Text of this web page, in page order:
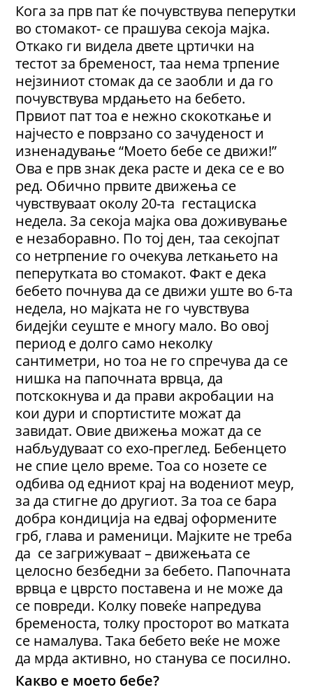
Кога за прв пат ќе почувствува пеперутки
во стомакот- се прашува секоја мајка.
Откако ги видела двете цртички на
тестот за бременост, таа нема трпение
нејзиниот стомак да се заобли и да го
почувствува мрдањето на бебето.
Првиот пат тоа е нежно скокоткање и
најчесто е поврзано со зачуденост и
изненадување “Моето бебе се движи!”
Ова е прв знак дека расте и дека се е во
ред. Обично првите движења се
чувствуваат околу 20-та гестациска
недела. За секоја мајка ова доживување
е незаборавно. По тој ден, таа секојпат
со нетрпение го очекува леткањето на
пеперутката во стомакот. Факт е дека
бебето почнува да се движи уште во 6-та
недела, но мајката не го чувствува
бидејќи сеуште е многу мало. Во овој
период е долго само неколку
сантиметри, но тоа не го спречува да се
нишка на папочната врвца, да
потскокнува и да прави акробации на
кои дури и спортистите можат да
завидат. Овие движења можат да се
набљудуваат со ехо-преглед. Бебенцето
не спие цело време. Тоа со нозете се
одбива од едниот крај на водениот меур,
за да стигне до другиот. За тоа се бара
добра кондиција на едвај оформените
грб, глава и раменици. Мајките не треба
да се загрижуваат – движењата се
целосно безбедни за бебето. Папочната
врвца е цврсто поставена и не може да
се повреди. Колку повеќе напредува
бременоста, толку просторот во матката
се намалува. Така бебето веќе не може
да мрда активно, но станува се посилно.
Какво е моето бебе?